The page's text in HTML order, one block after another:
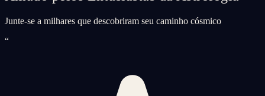
Junte-se a milhares que descobriram seu caminho cósmico
“